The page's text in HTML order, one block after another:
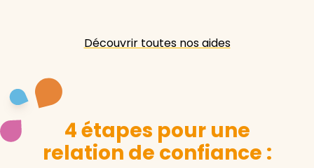
Découvrir toutes nos aides
4 étapes pour une
relation de confiance :